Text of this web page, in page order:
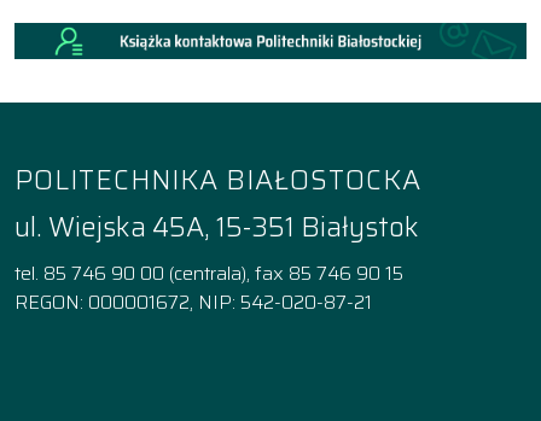
POLITECHNIKA BIAŁOSTOCKA
ul. Wiejska 45A, 15-351 Białystok
tel. 85 746 90 00 (centrala), fax 85 746 90 15
REGON: 000001672, NIP: 542-020-87-21